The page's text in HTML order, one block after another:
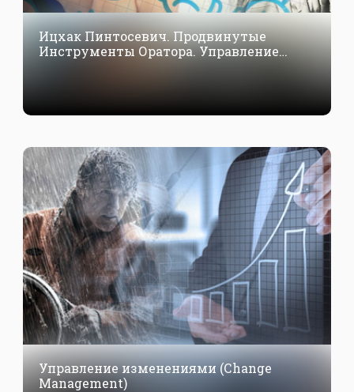
Ицхак Пинтосевич. Продвинутые
Инструменты Оратора. Управление
Управление изменениями (Сhange
Management)